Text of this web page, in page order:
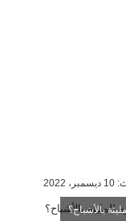
بالأشباح؟